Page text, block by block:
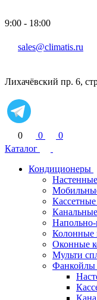
9:00 - 18:00
sales@climatis.ru
Лихачёвский пр. 6,
0 0
0
Каталог
Кондиционеры
Колонные
Оконные
Мульти
Фанкойлы